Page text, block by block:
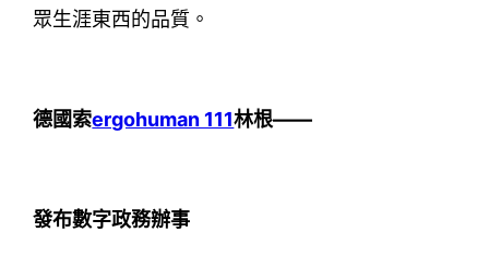
眾生涯東西的品質。
德國索ergohuman 111林根——
發布數字政務辦事